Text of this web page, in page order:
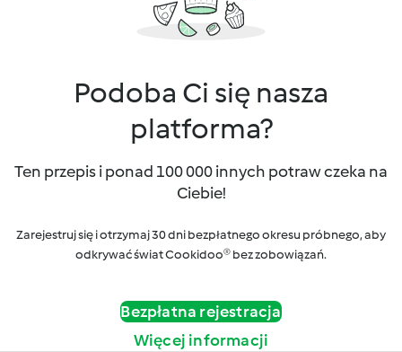
Podoba Ci się nasza
platforma?
Ten przepis i ponad 100 000 innych potraw czeka na
Ciebie!
Zarejestruj się i otrzymaj 30 dni bezpłatnego okresu próbnego, aby
odkrywać świat Cookidoo® bez zobowiązań.
Bezpłatna rejestracja
Więcej informacji